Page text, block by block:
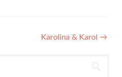
Karolina & Karol →